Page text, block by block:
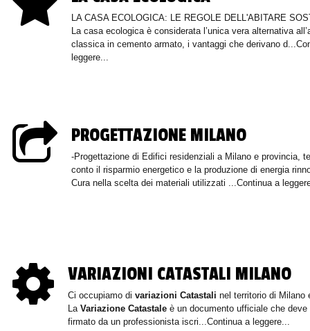
LA CASA ECOLOGICA: LE REGOLE DELL'ABITARE
La casa ecologica è considerata l’unica vera alternativa
classica in cemento armato, i vantaggi che derivano
leggere...
PROGETTAZIONE MILANO
-Progettazione di Edifici residenziali a Milano e provincia,
conto il risparmio energetico e la produzione di energia
Cura nella scelta dei materiali utilizzati ...Continua a
VARIAZIONI CATASTALI MILANO
Ci occupiamo di variazioni Catastali nel territorio di Milano
La Variazione Catastale è un documento ufficiale che deve
firmato da un professionista iscri...Continua a leggere...